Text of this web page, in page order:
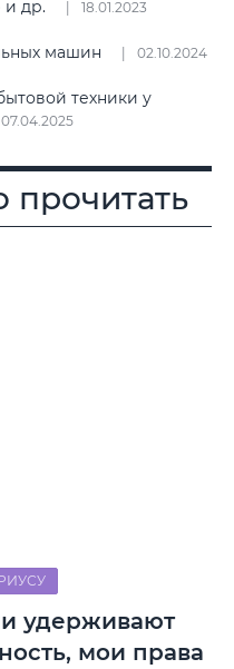
и др.
18.01.2023
машин 02.10.2024
техники у
07.04.2025
прочитать
удерживают
мои права